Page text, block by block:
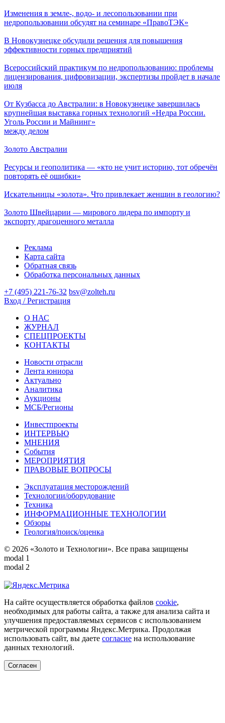
Изменения в земле-, водо- и лесопользовании при
недропользовании обсудят на семинаре «ПравоТЭК»
В Новокузнецке обсудили решения для повышения
эффективности горных предприятий
Всероссийский практикум по недропользованию: проблемы
лицензирования, цифровизации, экспертизы пройдет в начале
июля
От Кузбасса до Австралии: в Новокузнецке завершилась
крупнейшая выставка горных технологий «Недра России.
Уголь России и Майнинг»
между делом
Золото Австралии
Ресурсы и геополитика — «кто не учит историю, тот обречён
повторять её ошибки»
Искательницы «золота». Что привлекает женщин в геологию?
Золото Швейцарии — мирового лидера по импорту и
экспорту драгоценного металла
Реклама
Карта сайта
Обратная связь
Обработка персональных данных
+7 (495) 221-76-32 bsv@zolteh.ru
Вход / Регистрация
О НАС
ЖУРНАЛ
СПЕЦПРОЕКТЫ
КОНТАКТЫ
Новости отрасли
Лента юниора
Актуально
Аналитика
Аукционы
МСБ/Регионы
Инвестпроекты
ИНТЕРВЬЮ
МНЕНИЯ
События
МЕРОПРИЯТИЯ
ПРАВОВЫЕ ВОПРОСЫ
Эксплуатация месторождений
Технологии/оборудование
Техника
ИНФОРМАЦИОННЫЕ ТЕХНОЛОГИИ
Обзоры
Геология/поиск/оценка
© 2026 «Золото и Технологии». Все права защищены
modal 1
modal 2
На сайте осуществляется обработка файлов cookie,
необходимых для работы сайта, а также для анализа сайта и
улучшения предоставляемых сервисов с использованием
метрической программы Яндекс.Метрика. Продолжая
использовать сайт, вы даете согласие на использование
данных технологий.
Согласен